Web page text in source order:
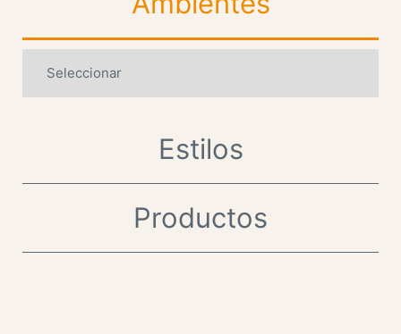
Estilos
Productos